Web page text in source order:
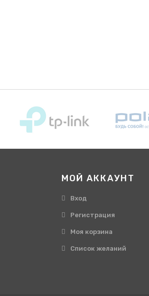
МОЙ АККАУНТ
Вход
Регистрация
Моя корзина
Cписок желаний